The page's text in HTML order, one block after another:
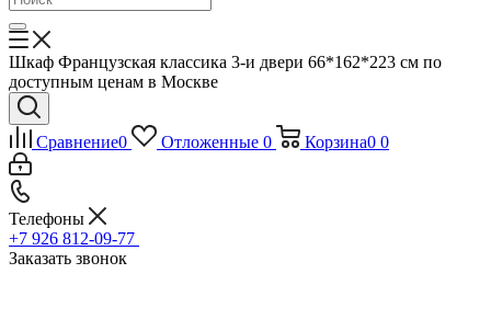
Шкаф Французская классика 3-и двери 66*162*223 см по
доступным ценам в Москве
Сравнение0 Отложенные 0 Корзина0 0
Телефоны
+7 926 812-09-77
Заказать звонок